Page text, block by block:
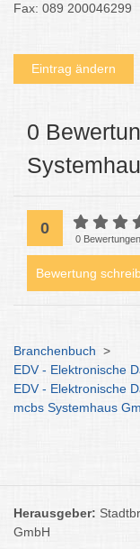
Fax: 089 200046299
Eintrag ändern
0
0
0 Bewertungen
Bewertung
Branchenbuch >
EDV - Elektronische
EDV - Elektronische
mcbs Systemhaus
Herausgeber:
GmbH